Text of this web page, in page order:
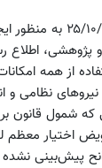
این سازمان با استناد به قانون
پژوهشی، اطلاع
از همه امکانات
نظامی و
شمول قانون بر
اختیار معظم
پیش‌بینی